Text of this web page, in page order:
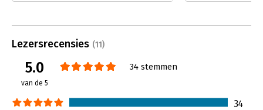
Lees verder
Lezersrecensies (11)
5.0
van de 5
34 stemmen
34